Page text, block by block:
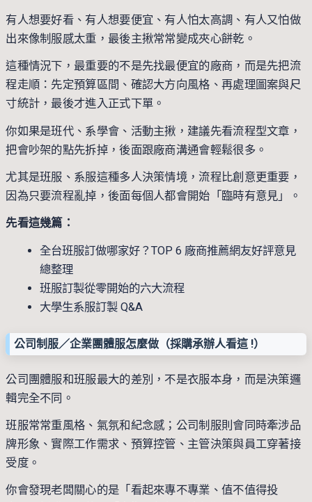
有人想要好看、有人想要便宜、有人怕太高調、有人又怕做
出來像制服感太重，最後主揪常常變成夾心餅乾。
這種情況下，最重要的不是先找最便宜的廠商，而是先把流
程走順：先定預算區間、確認大方向風格、再處理圖案與尺
寸統計，最後才進入正式下單。
你如果是班代、系學會、活動主揪，建議先看流程型文章，
把會吵架的點先拆掉，後面跟廠商溝通會輕鬆很多。
尤其是班服、系服這種多人決策情境，流程比創意更重要，
因為只要流程亂掉，後面每個人都會開始「臨時有意見」。
先看這幾篇：
全台班服訂做哪家好？TOP 6 廠商推薦網友好評意見
總整理
班服訂製從零開始的六大流程
大學生系服訂製 Q&A
公司制服／企業團體服怎麼做（採購承辦人看這 !）
公司團體服和班服最大的差別，不是衣服本身，而是決策邏
輯完全不同。
班服常常重風格、氣氛和紀念感；公司制服則會同時牽涉品
牌形象、實際工作需求、預算控管、主管決策與員工穿著接
受度。
你會發現老闆關心的是「看起來專不專業、值不值得投